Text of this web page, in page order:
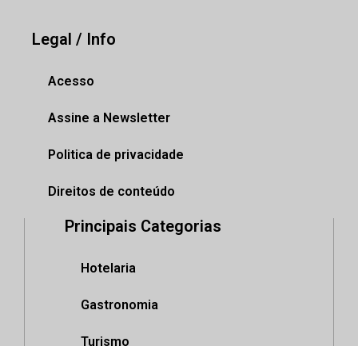
Legal / Info
Acesso
Assine a Newsletter
Politica de privacidade
Direitos de conteúdo
Principais Categorias
Hotelaria
Gastronomia
Turismo